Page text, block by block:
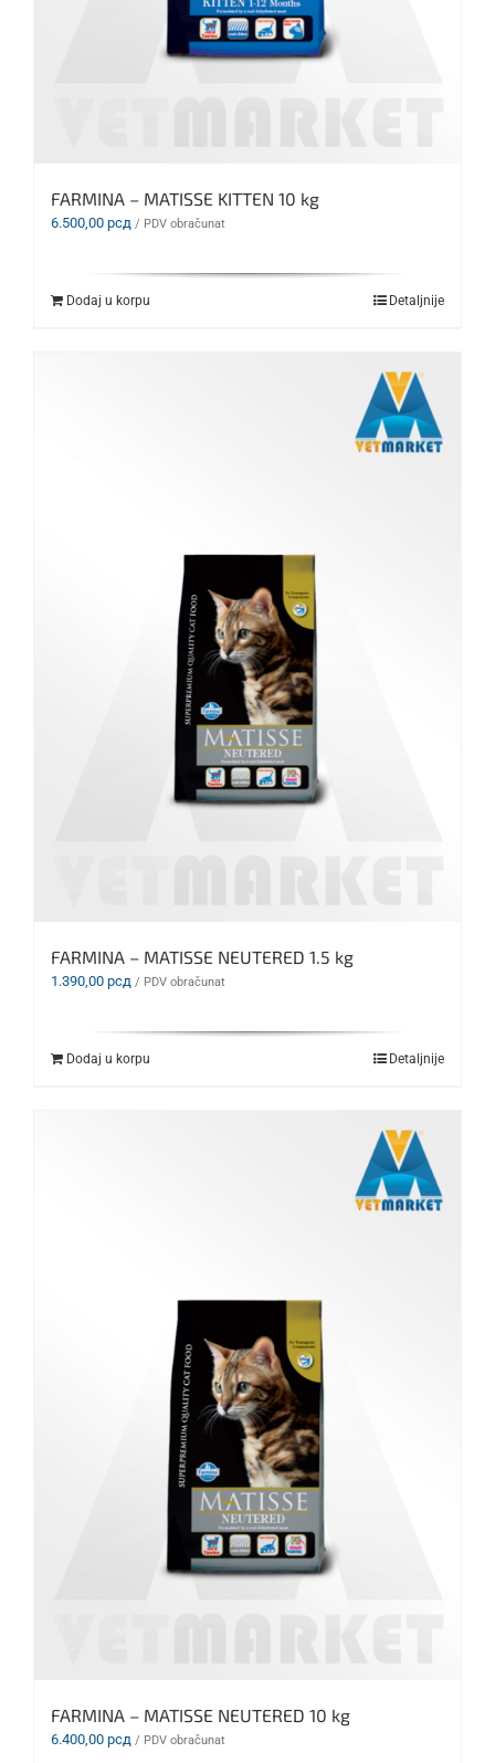
FARMINA – MATISSE KITTEN 10 kg
6.500,00 рсд / PDV obračunat
Dodaj u korpu Detaljnije
FARMINA – MATISSE NEUTERED 1.5 kg
1.390,00 рсд / PDV obračunat
Dodaj u korpu Detaljnije
FARMINA – MATISSE NEUTERED 10 kg
6.400,00 рсд / PDV obračunat